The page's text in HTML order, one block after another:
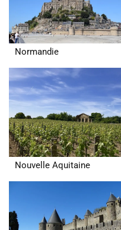
Normandie
Nouvelle Aquitaine